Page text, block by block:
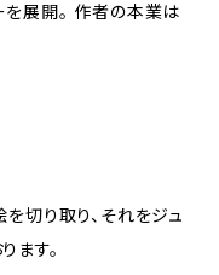
展開。 ︎作者の本業は
切り取り、それをジュ
ます。